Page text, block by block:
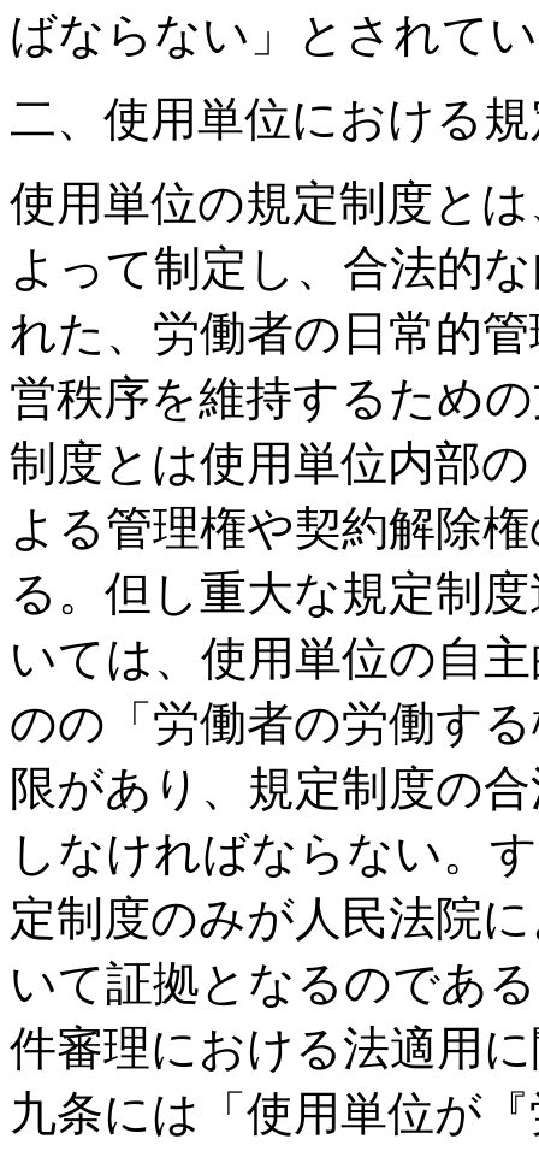
ばならない」とされて
二、使用単位における
使用単位の規定制度と
よって制定し、合法的
れた、労働者の日常的
営秩序を維持するため
制度とは使用単位内部
よる管理権や契約解除
る。但し重大な規定制
いては、使用単位の自
のの「労働者の労働す
限があり、規定制度の
しなければならない。
定制度のみが人民法院
いて証拠となるのであ
件審理における法適用
九条には「使用単位が